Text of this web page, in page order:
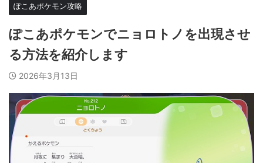
ぽこあポケモン攻略
ぽこあポケモンでニョロトノを出現させ
る方法を紹介します
2026年3月13日